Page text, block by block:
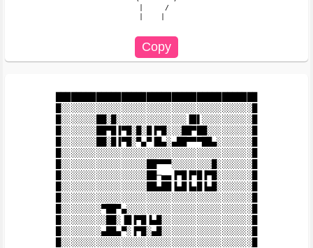
  |     /
█░░░░░░░░░░░░░░░░░░░░░░░░░░░░░░░░░░░░░░█
█░░░░░░░██░█░░░░░░░░░░░░░░▐█▌░░░░░░░░░░█
█░░░░░░░██▀█▐▀█░█░█▐▀█░░░██▀██░░░░░░░░░█
█░░░░░░░██░█▐▀█░▀▄▀▐█▄░▄██▀▀▀██▄░░░░░░░█
█░░░░░░░░░░░░░░░░░░░░░░░░░░░░░░░░░░░░░░█
█░░░░░░░░░░░░░░░░░██▀▀▀░░░░░░░░█░░░░░░░█
█░░░░░░░░░░░░░░░░░██─▄▄▐▀█▐▀█▐▀█░░░░░░░█
█░░░░░░░░░░░░░░░░░██▄██▐▄█▐▄█▐▄█░░░░░░░█
█░░░░░░░░░░░░░░░░░░░░░░░░░░░░░░░░░░░░░░█
█░░░░░░░░▀██▀▄░░░░░░░░░░░░░░░░░░░░░░░░░█
█░░░░░░░░░██░▐█▐▀█▐▄█░░░░░░░░░░░░░░░░░░█
█░░░░░░░░▄██▄▀░▐▀█░▄█░░░░░░░░░░░░░░░░░░█
█░░░░░░░░░░░░░░░░░░░░░░░░░░░░░░░░░░░░░░█